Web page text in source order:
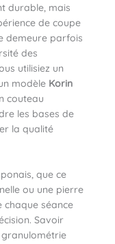
durable, mais
de coupe
demeure parfois
des
utilisiez un
modèle Korin
couteau
les bases de
la qualité
que ce
ou une pierre
séance
Savoir